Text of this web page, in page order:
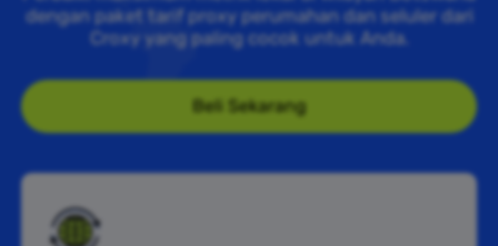
dengan paket tarif proxy perumahan dan seluler dari
Croxy yang paling cocok untuk Anda.
Beli Sekarang